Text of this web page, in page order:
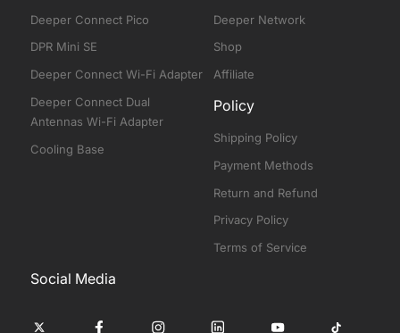
Deeper Connect Pico
DPR Mini SE
Deeper Connect Wi-Fi Adapter
Deeper Connect Dual
Antennas Wi-Fi Adapter
Cooling Base
Deeper Network
Shop
Affiliate
Policy
Shipping Policy
Payment Methods
Return and Refund
Privacy Policy
Terms of Service
Social Media